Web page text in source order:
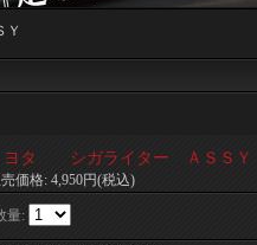
ヨタ シガライター ＡＳＳＹ
価格: 4,950円(税込)
量: